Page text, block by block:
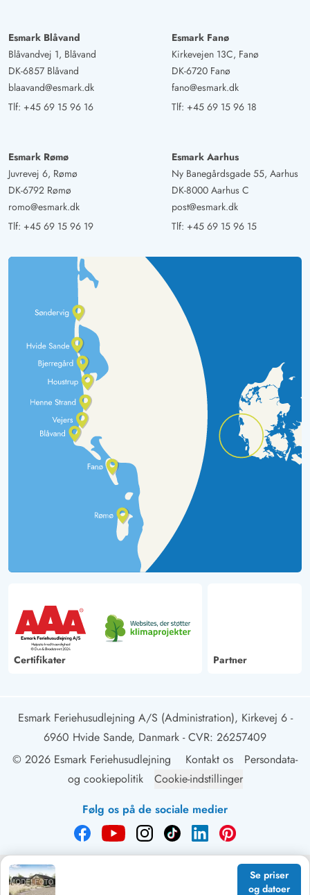
Se priser
og datoer
Esmark Blåvand
Blåvandvej 1, Blåvand
DK-6857 Blåvand
blaavand@esmark.dk
Tlf: +45 69 15 96 16
Esmark Fanø
Kirkevejen 13C, Fanø
DK-6720 Fanø
fano@esmark.dk
Tlf: +45 69 15 96 18
Esmark Rømø
Juvrevej 6, Rømø
DK-6792 Rømø
romo@esmark.dk
Tlf: +45 69 15 96 19
Esmark Aarhus
Ny Banegårdsgade 55, Aarhus
DK-8000 Aarhus C
post@esmark.dk
Tlf: +45 69 15 96 15
Certifikater Partner
Esmark Feriehusudlejning A/S (Administration), Kirkevej 6 -
6960 Hvide Sande, Danmark - CVR: 26257409
© 2026 Esmark Feriehusudlejning
Kontakt os
Persondata-
og cookiepolitik
Cookie-indstillinger
Følg os på de sociale medier